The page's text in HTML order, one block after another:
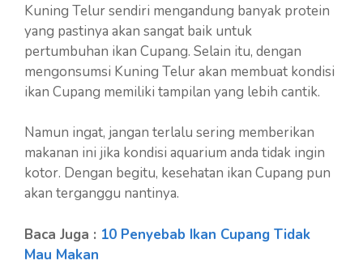
Kuning Telur sendiri mengandung banyak protein
yang pastinya akan sangat baik untuk
pertumbuhan ikan Cupang. Selain itu, dengan
mengonsumsi Kuning Telur akan membuat kondisi
ikan Cupang memiliki tampilan yang lebih cantik.
Namun ingat, jangan terlalu sering memberikan
makanan ini jika kondisi aquarium anda tidak ingin
kotor. Dengan begitu, kesehatan ikan Cupang pun
akan terganggu nantinya.
Baca Juga : 10 Penyebab Ikan Cupang Tidak
Mau Makan